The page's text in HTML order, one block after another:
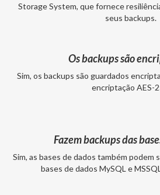
Storage System, que fornece
seus backups.
Os backups são
Sim, os backups são guardados
encriptação AES-
Fazem backups das
Sim, as bases de dados também podem
bases de dados MySQL e